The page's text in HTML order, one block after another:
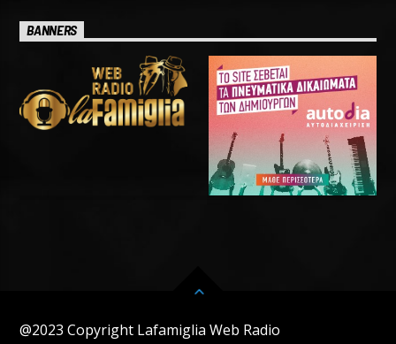
BANNERS
@2023 Copyright Lafamiglia Web Radio